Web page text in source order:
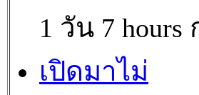
1 วัน 7 hours
เปิดมาไม่